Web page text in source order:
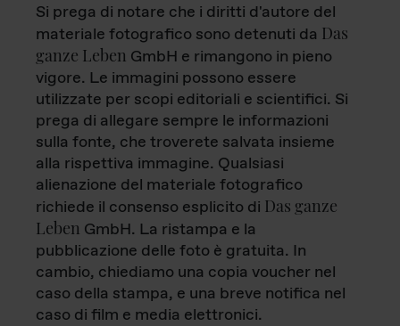
Si prega di notare che i diritti d'autore del
materiale fotografico sono detenuti da Das
ganze Leben GmbH e rimangono in pieno
vigore. Le immagini possono essere
utilizzate per scopi editoriali e scientifici. Si
prega di allegare sempre le informazioni
sulla fonte, che troverete salvata insieme
alla rispettiva immagine. Qualsiasi
alienazione del materiale fotografico
richiede il consenso esplicito di Das ganze
Leben GmbH. La ristampa e la
pubblicazione delle foto è gratuita. In
cambio, chiediamo una copia voucher nel
caso della stampa, e una breve notifica nel
caso di film e media elettronici.